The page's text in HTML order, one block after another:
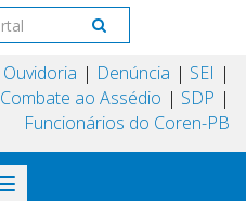
Ouvidoria Denúncia
SEI
Combate ao Assédio
SDP
Funcionários do Coren-PB
Toggle